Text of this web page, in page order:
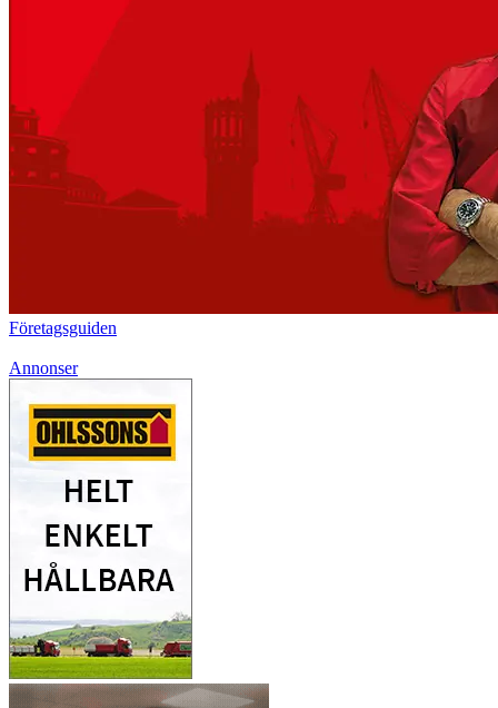
Företagsguiden
Annonser